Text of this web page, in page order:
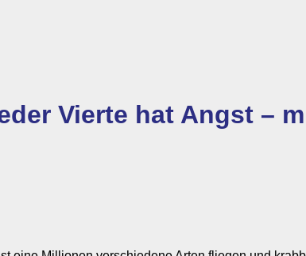
Vierte hat Angst –